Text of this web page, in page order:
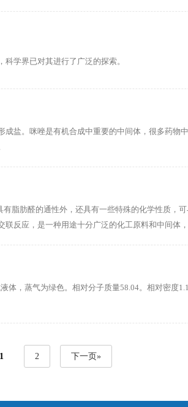
学界已对其进行了广泛的探索。
盐。咪唑是有机合成中重要的中间体，很多药物
脂肪醛的通性外，还具有一些特殊的化学性质，
反应，是一种用途十分广泛的化工原料和中间体
体，蒸气为绿色。相对分子质量58.04。相对密
1 2 下一页»